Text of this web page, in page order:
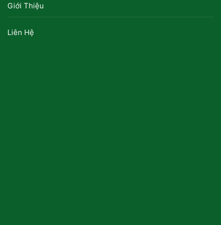
Giới Thiệu
Liên Hệ